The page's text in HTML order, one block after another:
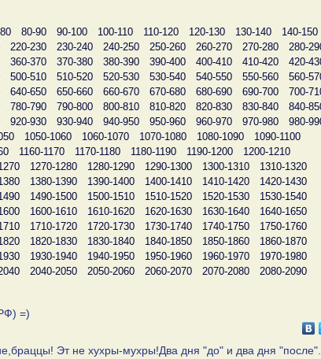
80-90 90-100 100-110 110-120 120-130 130-140
140-150
220-230 230-240 240-250 250-260 260-270 270-280
280-
360-370 370-380 380-390 390-400 400-410 410-420
420-
500-510 510-520 520-530 530-540 540-550 550-560
560-
640-650 650-660 660-670 670-680 680-690 690-700
700-
780-790 790-800 800-810 810-820 820-830 830-840
840-
920-930 930-940 940-950 950-960 960-970 970-980
980-
1050-1060 1060-1070 1070-1080 1080-1090
1090-1100
1160-1170 1170-1180 1180-1190 1190-1200
1200-1210
1270-1280 1280-1290 1290-1300 1300-1310
1310-1320
1380-1390 1390-1400 1400-1410 1410-1420
1420-1430
1490-1500 1500-1510 1510-1520 1520-1530
1530-1540
1600-1610 1610-1620 1620-1630 1630-1640
1640-1650
1710-1720 1720-1730 1730-1740 1740-1750
1750-1760
1820-1830 1830-1840 1840-1850 1850-1860
1860-1870
1930-1940 1940-1950 1950-1960 1960-1970
1970-1980
2040-2050 2050-2060 2060-2070 2070-2080
2080-2090
=)
Эт не хухры-мухры!Два дня "до" и два дня "после".